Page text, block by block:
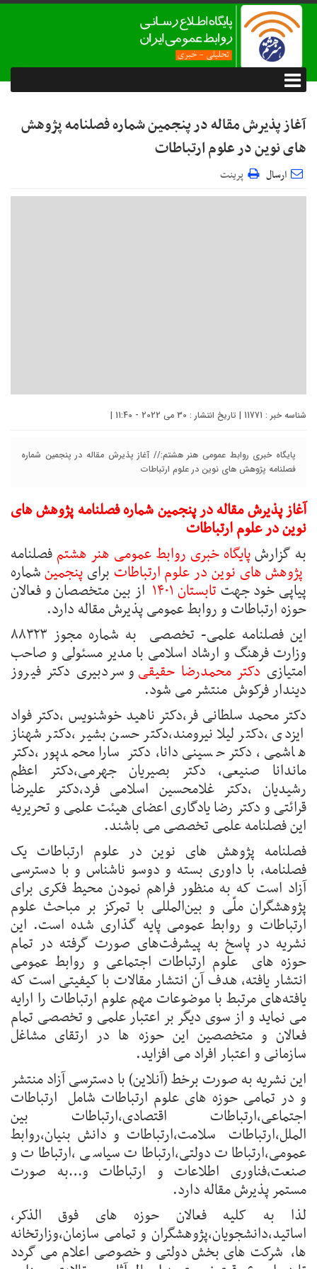
آغاز پذیرش مقاله در پنجمین شماره فصلنامه پژوهش
های نوین در علوم ارتباطات
ارسال پرینت
شناسه خبر : 11771 | تاریخ انتشار : 30 می 2022 - 11:40 |
پایگاه خبری روابط عمومی هنر هشتم:// آغاز پذیرش مقاله در پنجمین شماره
فصلنامه پژوهش های نوین در علوم ارتباطات
آغاز پذیرش مقاله در پنجمین شماره فصلنامه پژوهش های
نوین در علوم ارتباطات
به گزارشپایگاه خبری روابط عمومی هنر هشتمفصلنامه
پژوهش های نوین در علوم ارتباطات برای پنجمینشماره
پیاپی خود جهت تابستان ۱۴۰۱ از بین متخصصان و فعالان
حوزه ارتباطات و روابط عمومی پذیرش مقاله دارد.
این فصلنامه علمی- تخصصی به شماره مجوز ۸۸۳۲۳
وزارت فرهنگ و ارشاد اسلامی با مدیر مسئولی و صاحب
امتیازی دکتر محمدرضا حقیقی و سردبیری دکتر فیروز
دیندار فرکوش منتشر می شود.
دکتر محمد سلطانی فر،دکتر ناهید خوشنویس ،دکتر فواد
ایزدی ،دکتر لیلا نیرومند،دکتر حسن بشیر ،دکتر شهناز
هاشمی ،دکتر حسینی دانا،دکتر سارا محمدپور ،دکتر
ماندانا صنیعی، دکتر بصیریان جهرمی،دکتر اعظم
رشیدیان ،دکتر غلامحسین اسلامی فرد،دکتر علیرضا
قرائتی و دکتر رضا یادگاری اعضای هیئت علمی و تحریریه
این فصلنامه علمی تخصصی می باشند.
فصلنامه پژوهش های نوین در علوم ارتباطات یک
فصلنامه، با داوری بسته و دوسو ناشناس و با دسترسی
آزاد است که به منظور فراهم نمودن محیط فکری برای
پژوهشگران ملّی و بین‌المللی با تمرکز بر مباحث علوم
ارتباطات و روابط عمومی پایه گذاری شده است. این
نشریه در پاسخ به پیشرفت‌های صورت گرفته در تمام
حوزه های علوم ارتباطات اجتماعی و روابط عمومی
انتشار یافته، هدف آن انتشار مقالات با کیفیتی است که
یافته‌های مرتبط با موضوعات مهم علوم ارتباطات را ارایه
می‌ نماید و از سوی دیگر بر اعتبار علمی و تخصصی تمام
فعالان و متخصصین این حوزه ها در ارتقای مشاغل
سازمانی و اعتبار افراد می افزاید.
این نشریه به صورت برخط (آنلاین) با دسترسی آزاد منتشر
و در تمامی حوزه های علوم ارتباطات شامل ارتباطات
اجتماعی،ارتباطات اقتصادی،ارتباطات بین
الملل،ارتباطات سلامت،ارتباطات و دانش بنیان،روابط
عمومی،ارتباطات دولتی،ارتباطات سیاسی ،ارتباطات و
صنعت،فناوری اطلاعات و ارتباطات و…به صورت
مستمر پذیرش مقاله دارد.
لذا به کلیه فعالان حوزه های فوق الذکر،
اساتید،دانشجویان،پژوهشگران و تمامی سازمان،وزارتخانه
ها، شرکت های بخش دولتی و خصوصی اعلام می گردد